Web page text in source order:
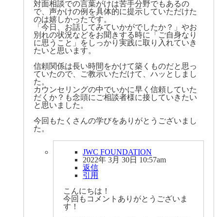
対面相談での言葉がけは苦手分野でもあるの
で、声かけの例を具体的に提示していただけた
のは嬉しかったです。
「今日、お話してみていかがでしたか？」やお
別れの状況などをお聞きする時に「ご自身なり
に思うこと」をしっかり実践に取り入れていき
たいと思います。
信頼関係は長い時間をかけて築くものだと思っ
ていたので、ご教示いただけて、ハッとしまし
た。
カウンセリングの中でいかに早く信頼していた
だくか？も念頭にご相談者様に接していきたい
と思いました。
今回もたくさんの学びをありがとうございまし
た。
JWC FOUNDATION
2022年 3月 30日 10:57am
返信
引用
こんにちは！
今回もコメントありがとうございま
す！